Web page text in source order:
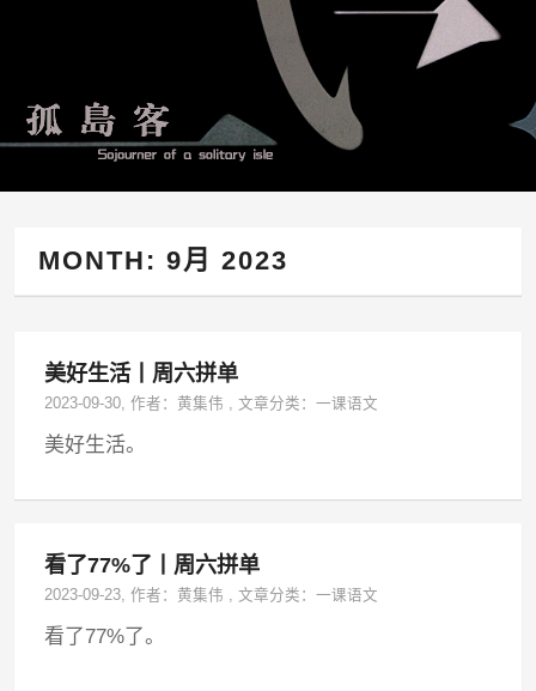
MONTH:9月 2023
美好生活丨周六拼单
2023-09-30, 作者：黄集伟 ,文章分类：一课语文
美好生活。
看了77%了丨周六拼单
2023-09-23, 作者：黄集伟 ,文章分类：一课语文
看了77%了。